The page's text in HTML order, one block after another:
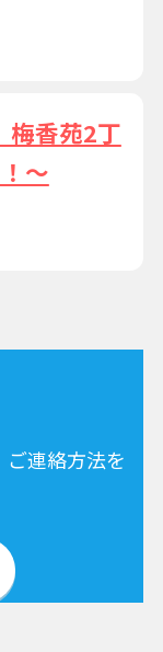
梅香苑2丁
～
連絡方法を